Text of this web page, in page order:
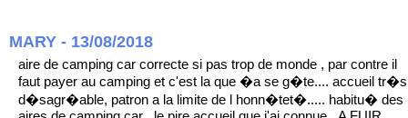
MARY - 13/08/2018
aire de camping car correcte si pas trop de monde , par contre il
faut payer au camping et c'est la que �a se g�te.... accueil tr�s
d�sagr�able, patron a la limite de l honn�tet�..... habitu� des